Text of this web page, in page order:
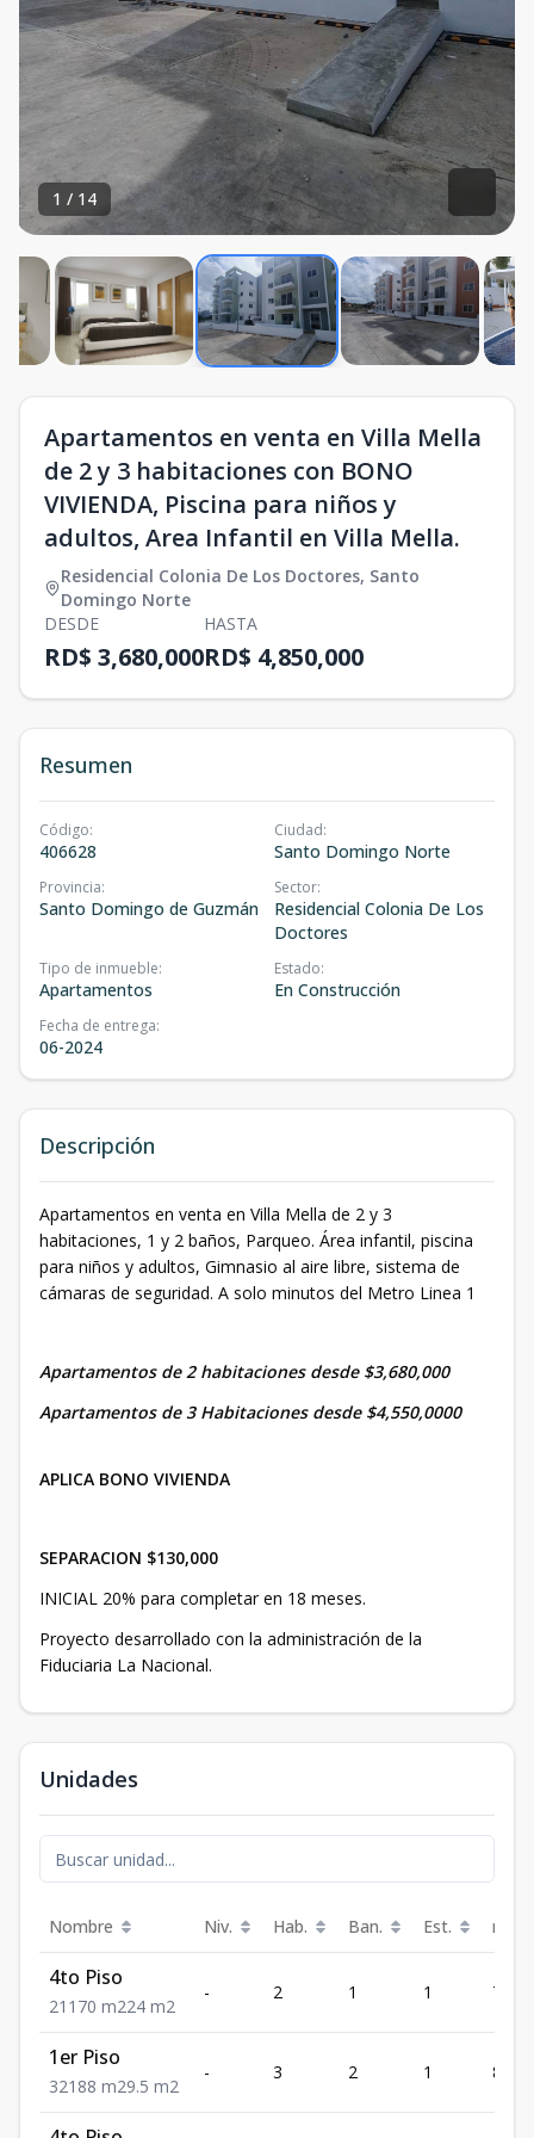
1 / 14
Apartamentos en venta en Villa Mella
de 2 y 3 habitaciones con BONO
VIVIENDA, Piscina para niños y
adultos, Area Infantil en Villa Mella.
Residencial Colonia De Los Doctores, Santo
Domingo Norte
DESDE
RD$ 3,680,000
HASTA
RD$ 4,850,000
Resumen
Código:
406628
Ciudad:
Santo Domingo Norte
Provincia:
Santo Domingo de Guzmán
Sector:
Residencial Colonia De Los
Doctores
Tipo de inmueble:
Apartamentos
Estado:
En Construcción
Fecha de entrega:
06-2024
Descripción
Apartamentos en venta en Villa Mella de 2 y 3
habitaciones, 1 y 2 baños, Parqueo. Área infantil, piscina
para niños y adultos, Gimnasio al aire libre, sistema de
cámaras de seguridad. A solo minutos del Metro Linea 1
Apartamentos de 2 habitaciones desde $3,680,000
Apartamentos de 3 Habitaciones desde $4,550,0000
APLICA BONO VIVIENDA
SEPARACION $130,000
INICIAL 20% para completar en 18 meses.
Proyecto desarrollado con la administración de la
Fiduciaria La Nacional.
Unidades
Nombre Niv. Hab. Ban. Est. m²
4to Piso
21 1 70 m224 m2
- 2 1 1 70
1er Piso
321 88 m29.5 m2
- 3 2 1 88